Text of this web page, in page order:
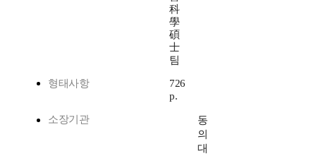
科
學
碩
士
팀
형태사항
726
p.
소장기관
동
의
대